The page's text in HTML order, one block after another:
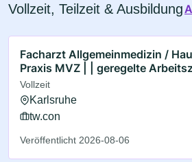
Vollzeit, Teilzeit & Ausbildung
Facharzt Allgemeinmedizin /
Praxis MVZ | | geregelte
Vollzeit
Karlsruhe
tw.con
Veröffentlicht 2026-08-06